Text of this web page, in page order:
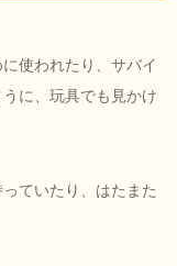
使われたり、サバイ
に、玩具でも見かけ
ていたり、はたまた